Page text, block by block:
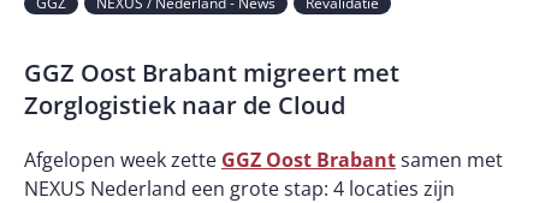
GGZ Oost Brabant migreert met
Zorglogistiek naar de Cloud
Afgelopen week zette GGZ Oost Brabantsamen met
NEXUS Nederland een grote stap: 4 locaties zijn